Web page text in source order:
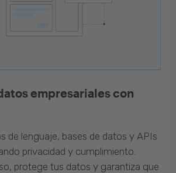
empresariales con
de lenguaje, bases de datos y APIs
privacidad y cumplimiento.
protege tus datos y garantiza que